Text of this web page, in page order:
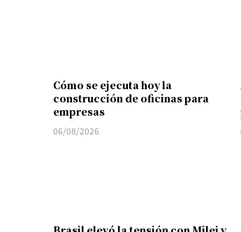
Cómo se ejecuta hoy la
construcción de oficinas para
empresas
06/08/2026